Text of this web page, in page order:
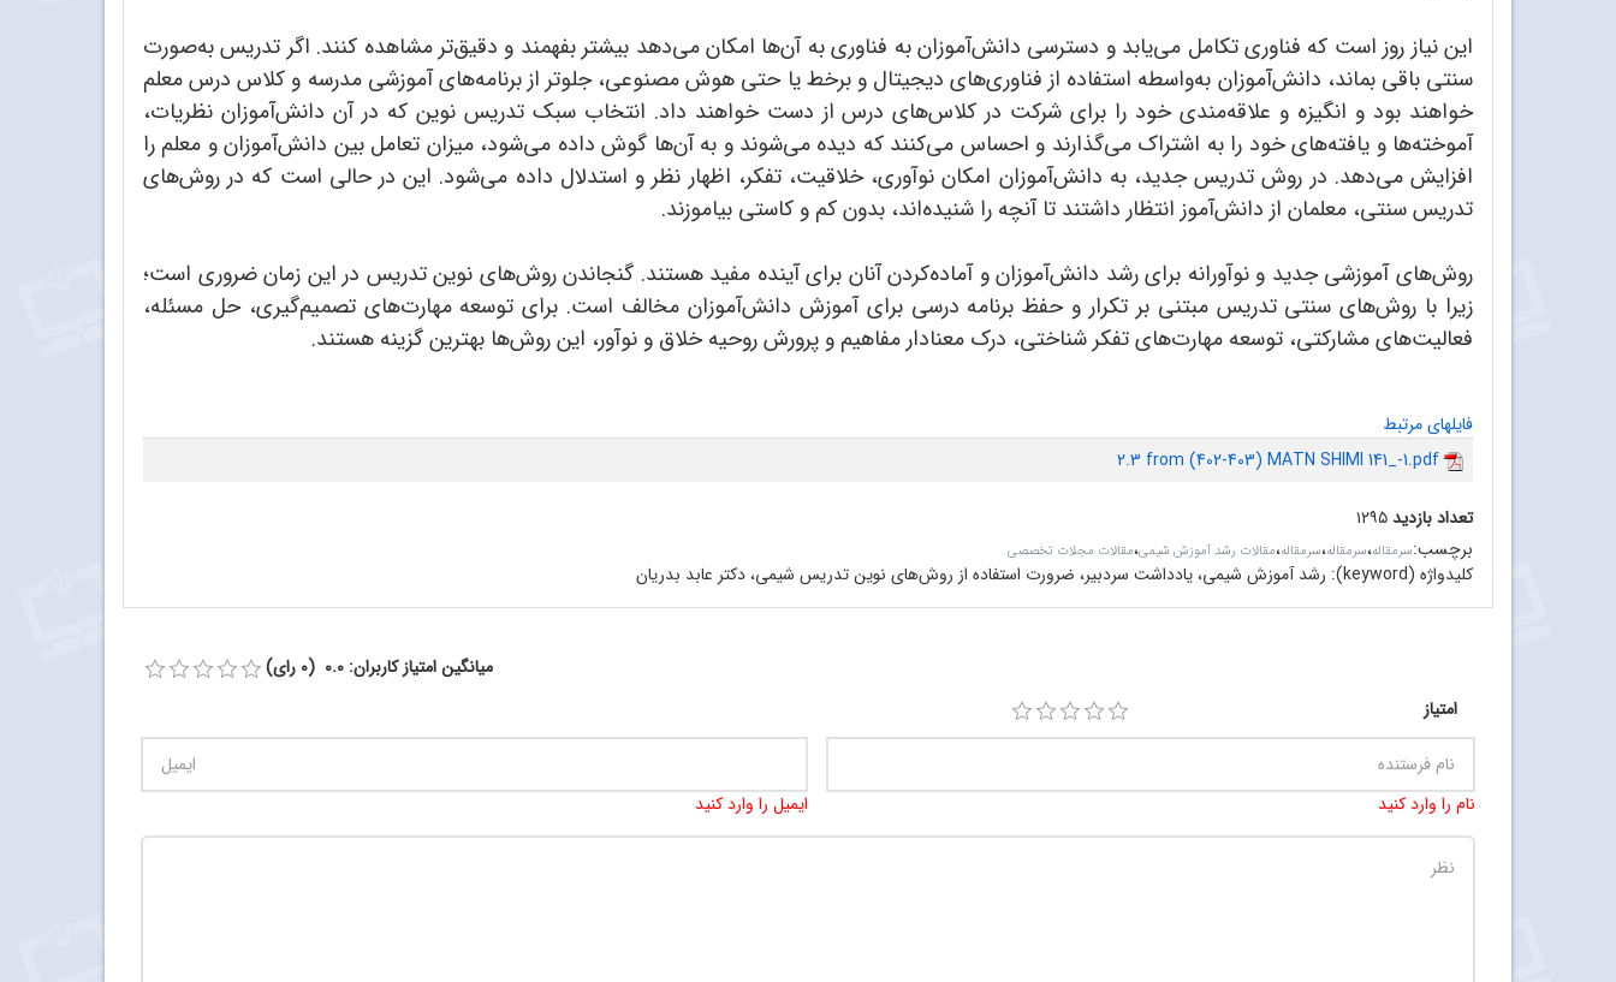
این نیاز روز است که فناوری تکامل می‌یابد و دسترسی دانش‌آموزان به فناوری به آن‌ها امکان می‌دهد بیشتر بفهمند و دقیق‌تر مشاهده کنند. اگر تدریس به‌صورت
سنتی باقی بماند، دانش‌آموزان به‌واسطه استفاده از فناوری‌های دیجیتال و برخط یا حتی هوش مصنوعی، جلوتر از برنامه‌های آموزشی مدرسه و کلاس درس معلم
خواهند بود و انگیزه و علاقه‌مندی خود را برای شرکت در کلاس‌های درس از دست خواهند داد. انتخاب سبک تدریس نوین که در آن دانش‌آموزان نظریات،
آموخته‌ها و یافته‌های خود را به اشتراک می‌گذارند و احساس می‌کنند که دیده می‌شوند و به آن‌ها گوش داده می‌شود، میزان تعامل بین دانش‌آموزان و معلم را
افزایش می‌دهد. در روش تدریس جدید، به دانش‌آموزان امکان نوآوری، خلاقیت، تفکر، اظهار نظر و استدلال داده می‌شود. این در حالی است که در روش‌های
تدریس سنتی، معلمان از دانش‌آموز انتظار داشتند تا آنچه را شنیده‌اند، بدون کم و کاستی بیاموزند.
روش‌های آموزشی جدید و نوآورانه برای رشد دانش‌آموزان و آماده‌کردن آنان برای آینده مفید هستند. گنجاندن روش‌های نوین تدریس در این زمان ضروری است؛
زیرا با روش‌های سنتی تدریس مبتنی بر تکرار و حفظ برنامه درسی برای آموزش دانش‌آموزان مخالف است. برای توسعه مهارت‌های تصمیم‌گیری، حل مسئله،
فعالیت‌های مشارکتی، توسعه مهارت‌های تفکر شناختی، درک معنادار مفاهیم و پرورش روحیه خلاق و نوآور، این روش‌ها بهترین گزینه هستند.
فایلهای مرتبط
2.3 from (402-403) MATN SHIMI 141_-1.pdf
تعداد بازدید۱۲۹۵
برچسب:سرمقاله‌،سرمقاله،سرمقاله،مقالات رشد آموزش شیمی،مقالات مجلات تخصصی
کلیدواژه (keyword): رشد آموزش شیمی، یادداشت سردبیر، ضرورت استفاده از روش‌های نوین تدریس شیمی، دکتر عابد بدریان
میانگین امتیاز کاربران: 0.0 (0 رای)
امتیاز
نام را وارد کنید ایمیل را وارد کنید